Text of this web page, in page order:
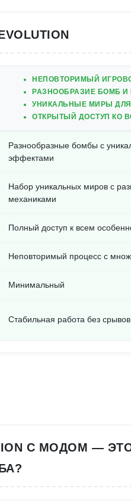
НЕПОВТОРИМЫЙ
РАЗНООБРАЗИЕ БОМБ И
УНИКАЛЬНЫЕ МИРЫ
ОТКРЫТЫЙ ДОСТУП КО
Разнообразные бомбы с
эффектами
Набор уникальных миров с
механиками
Полный доступ к всем
Неповторимый процесс с
Минимальный
Стабильная работа без срывов
С МОДОМ —